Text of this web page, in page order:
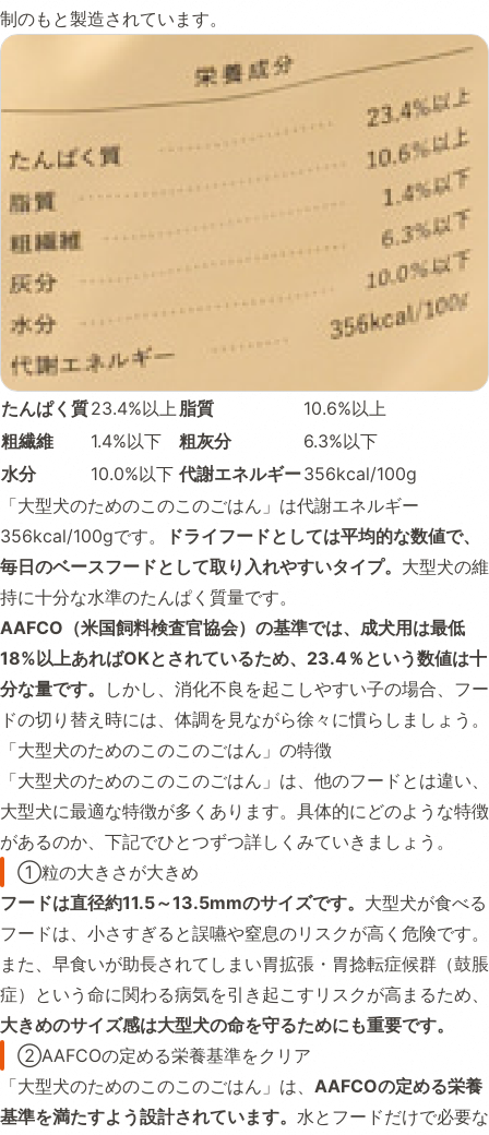
制のもと製造されています。
たんぱく質23.4%以上 脂質
10.6%以上
粗繊維
1.4%以下 粗灰分
6.3%以下
水分
10.0%以下 代謝エネルギー356kcal/100g
「大型犬のためのこのこのごはん」は代謝エネルギー
356kcal/100gです。
ドライフードとしては平均的な数値で、
毎日のベースフードとして取り入れやすいタイプ。 大型犬の維
持に十分な水準のたんぱく質量です。
AAFCO（米国飼料検査官協会）の基準では、成犬用は最低
18%以上あればOKとされているため、23.4％という数値は十
分な量です。
しかし、消化不良を起こしやすい子の場合、フー
ドの切り替え時には、体調を見ながら徐々に慣らしましょう。
「大型犬のためのこのこのごはん」の特徴
「大型犬のためのこのこのごはん」は、他のフードとは違い、
大型犬に最適な特徴が多くあります。具体的にどのような特徴
があるのか、下記でひとつずつ詳しくみていきましょう。
①粒の大きさが大きめ
フードは直径約11.5～13.5mmのサイズです。 大型犬が食べる
フードは、小さすぎると誤嚥や窒息のリスクが高く危険です。
また、早食いが助長されてしまい胃拡張・胃捻転症候群（鼓脹
症）という命に関わる病気を引き起こすリスクが高まるため、
大きめのサイズ感は大型犬の命を守るためにも重要です。
②AAFCOの定める栄養基準をクリア
「大型犬のためのこのこのごはん」は、 AAFCOの定める栄養
基準を満たすよう設計されています。 水とフードだけで必要な